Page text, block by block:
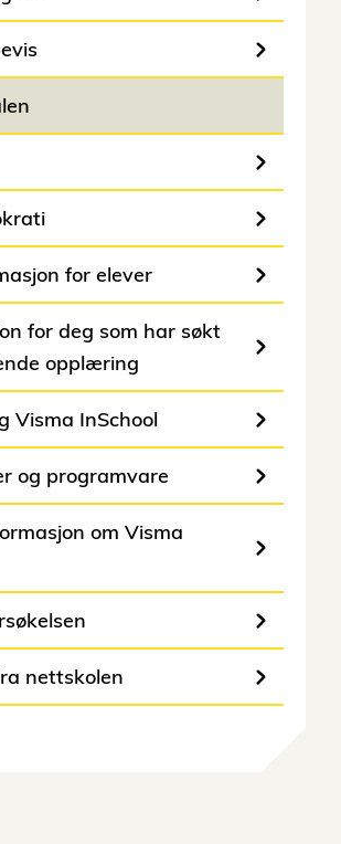
for elever
for deg som har søkt
opplæring
Visma InSchool
og programvare
om Visma
nettskolen